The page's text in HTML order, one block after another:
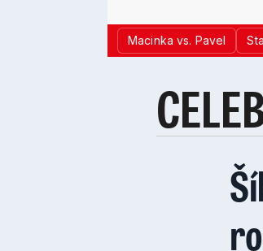
Macinka vs. Pavel